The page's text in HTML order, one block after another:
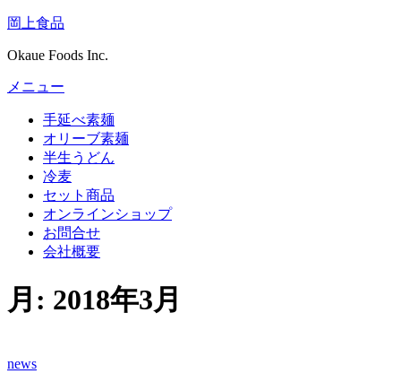
コ
テ
ン
ツ
岡上食品
Okaue Foods Inc.
メニュー
手延べ素麺
オリーブ素麺
半生うどん
冷麦
セット商品
オンラインショップ
お問合せ
会社概要
月: 2018年3月
news